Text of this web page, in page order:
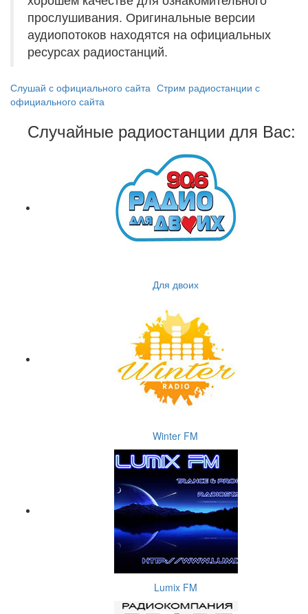
прослушивания. Оригинальные версии
аудиопотоков находятся на официальных
ресурсах радиостанций.
Слушай с официального сайта Стрим радиостанции с
официального сайта
Случайные радиостанции для Вас:
Для двоих
Winter FM
Lumix FM